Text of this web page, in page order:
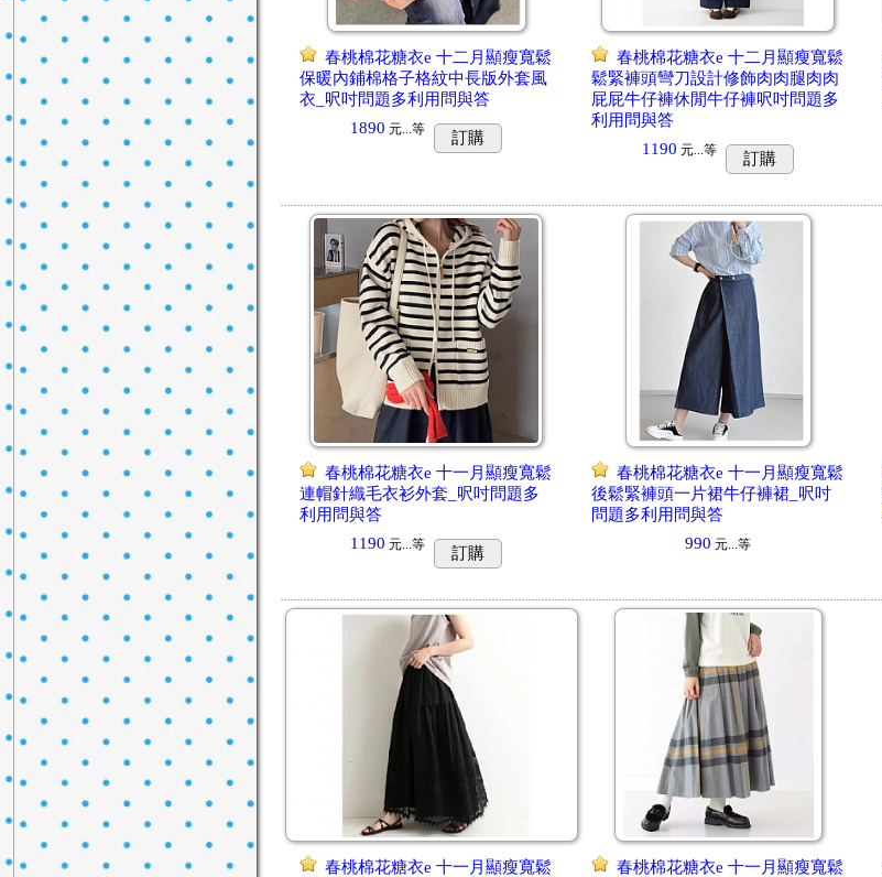
春桃棉花糖衣e 十二月顯瘦寬鬆
保暖內鋪棉格子格紋中長版外套風
衣_呎吋問題多利用問與答
1890 元...等 訂購
春桃棉花糖衣e 十二月顯瘦寬鬆
鬆緊褲頭彎刀設計修飾肉肉腿肉肉
屁屁牛仔褲休閒牛仔褲呎吋問題多
利用問與答
1190 元...等 訂購
春桃棉花糖衣e 十一月顯瘦寬鬆
連帽針織毛衣衫外套_呎吋問題多
利用問與答
1190 元...等 訂購
春桃棉花糖衣e 十一月顯瘦寬鬆
後鬆緊褲頭一片裙牛仔褲裙_呎吋
問題多利用問與答
990 元...等
春桃棉花糖衣e 十一月顯瘦寬鬆 春桃棉花糖衣e 十一月顯瘦寬鬆